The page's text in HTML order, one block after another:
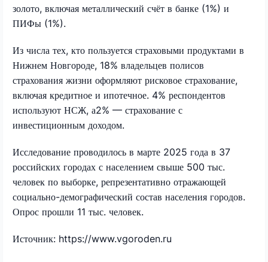
золото, включая металлический счёт в банке (1%) и
ПИФы (1%).
Из числа тех, кто пользуется страховыми продуктами в
Нижнем Новгороде, 18% владельцев полисов
страхования жизни оформляют рисковое страхование,
включая кредитное и ипотечное. 4% респондентов
используют НСЖ, а2% — страхование с
инвестиционным доходом.
Исследование проводилось в марте 2025 года в 37
российских городах с населением свыше 500 тыс.
человек по выборке, репрезентативно отражающей
социально-демографический состав населения городов.
Опрос прошли 11 тыс. человек.
Источник: https://www.vgoroden.ru